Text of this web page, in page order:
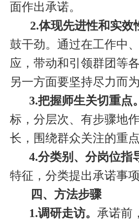
面作出承诺。
2.体现先进性和实效
鼓干劲。通过在工作中
应，带动和引领群团等
另一方面要坚持尽力而
3.把握师生关切重点
标，分层次、有步骤地
长，围绕群众关注的重
4.分类别、分岗位指
特征，分类提出承诺事
四、方法步骤
1.调研走访。 承诺前